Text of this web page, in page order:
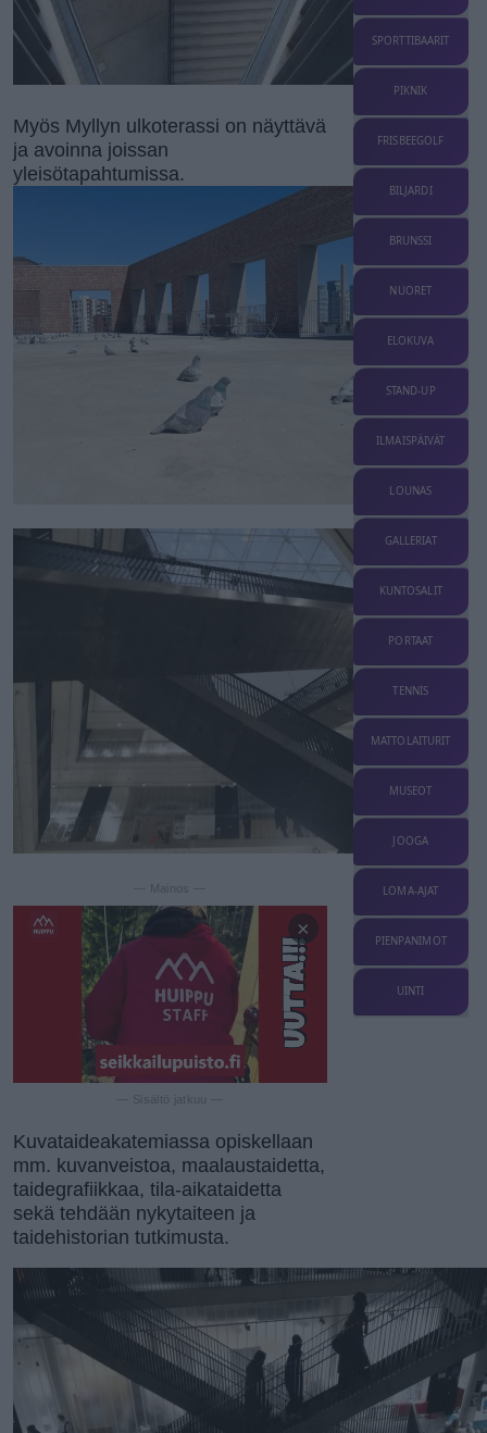
Myös Myllyn ulkoterassi on näyttävä
ja avoinna joissan
yleisötapahtumissa.
— Mainos —
×
— Sisältö jatkuu —
Kuvataideakatemiassa opiskellaan
mm. kuvanveistoa, maalaustaidetta,
taidegrafiikkaa, tila-aikataidetta
sekä tehdään nykytaiteen ja
taidehistorian tutkimusta.
SPORTTIBAARIT
PIKNIK
FRISBEEGOLF
BILJARDI
BRUNSSI
NUORET
ELOKUVA
STAND-UP
ILMAISPÄIVÄT
LOUNAS
GALLERIAT
KUNTOSALIT
PORTAAT
TENNIS
MATTOLAITURIT
MUSEOT
JOOGA
LOMA-AJAT
PIENPANIMOT
UINTI